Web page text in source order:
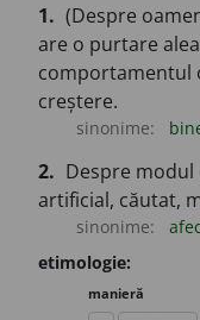
1. (Despre
are o purtare
comportamentul
creștere.
sinonime:
2. Despre modul
artificial, căutat,
sinonime:
etimologie:
manieră